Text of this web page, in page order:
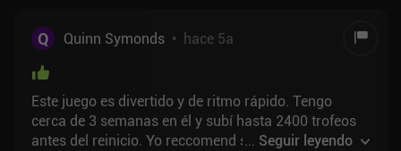
Q Quinn Symonds • hace 5a
Este juego es divertido y de ritmo rápido. Tengo
cerca de 3 semanas en él y subí hasta 2400 trofeos
antes del reinicio. Yo reccomend si te gusta este
... Seguir leyendo